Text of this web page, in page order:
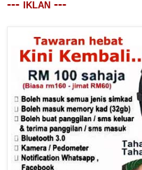
--- IKLAN ---